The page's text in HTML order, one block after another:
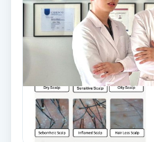
Läpptatuering
Makeup
Manikyr & Pedikyr